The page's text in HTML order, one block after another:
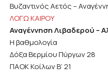
Βυζαντινός Αετός –
ΛΟΓΩ ΚΑΙΡΟΥ
Αναγέννηση Λιβαδερού –
Η βαθμολογία
Δόξα Βερμίου Πύργων 28
ΠΑΟΚ Κοίλων Β’ 21